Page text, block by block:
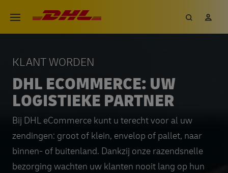
gaan
Open menu
DHL eCommerce, ga naar de
Zoeken
DHL ECOMMERCE: UW
LOGISTIEKE PARTNER
KLANT WORDEN
Bij DHL eCommerce kunt u terecht voor al uw
zendingen: groot of klein, envelop of pallet, naar
binnen- of buitenland. Dankzij onze razendsnelle
bezorging wachten uw klanten nooit lang op hun